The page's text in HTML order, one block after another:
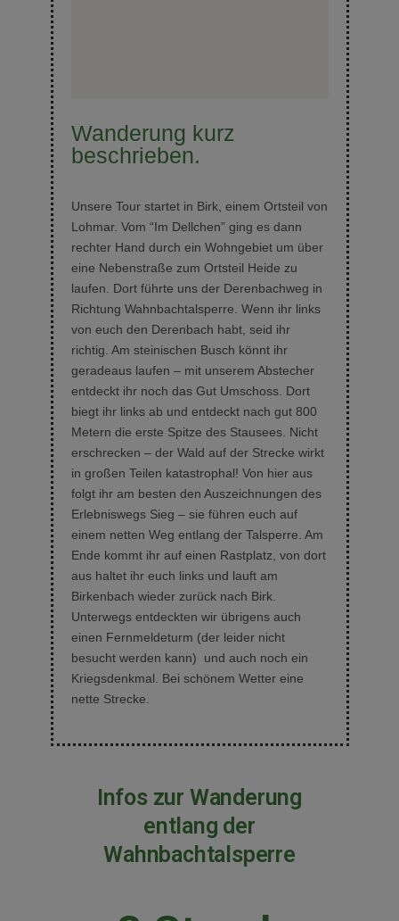
Wanderung kurz
beschrieben.
Unsere Tour startet in Birk, einem Ortsteil von
Lohmar. Vom “Im Dellchen” ging es dann
rechter Hand durch ein Wohngebiet um über
eine Nebenstraße zum Ortsteil Heide zu
laufen. Dort führte uns der Derenbachweg in
Richtung Wahnbachtalsperre. Wenn ihr links
von euch den Derenbach habt, seid ihr
richtig. Am steinischen Busch könnt ihr
geradeaus laufen – mit unserem Abstecher
entdeckt ihr noch das Gut Umschoss. Dort
biegt ihr links ab und entdeckt nach gut 800
Metern die erste Spitze des Stausees. Nicht
erschrecken – der Wald auf der Strecke wirkt
in großen Teilen katastrophal! Von hier aus
folgt ihr am besten den Auszeichnungen des
Erlebniswegs Sieg – sie führen euch auf
einem netten Weg entlang der Talsperre. Am
Ende kommt ihr auf einen Rastplatz, von dort
aus haltet ihr euch links und lauft am
Birkenbach wieder zurück nach Birk.
Unterwegs entdeckten wir übrigens auch
einen Fernmeldeturm (der leider nicht
besucht werden kann) und auch noch ein
Kriegsdenkmal. Bei schönem Wetter eine
nette Strecke.
Infos zur Wanderung
entlang der
Wahnbachtalsperre